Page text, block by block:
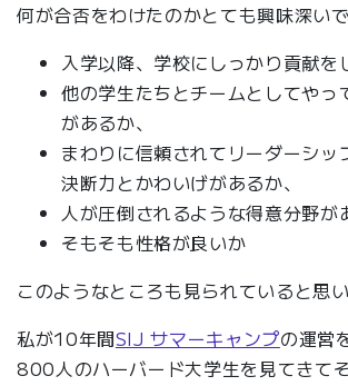
何が合否をわけたのかとても興味深いで
入学以降、学校にしっかり貢献を
他の学生たちとチームとしてやっ
があるか、
まわりに信頼されてリーダーシッ
決断力とかわいげがあるか、
人が圧倒されるような得意分野が
そもそも性格が良いか
このようなところも見られていると思い
私が10年間SIJ サマーキャンプの運営
800人のハーバード大学生を見てきてそ